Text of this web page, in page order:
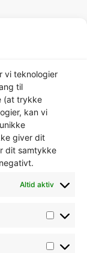
vi teknologier
til
(at trykke
kan vi
giver dit
dit samtykke
Altid aktiv